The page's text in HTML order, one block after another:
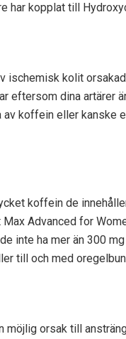
har kopplat till
ischemisk kolit
eftersom dina artärer
koffein eller kanske
koffein de
Advanced for
inte ha mer än 300
till och med
orsak till